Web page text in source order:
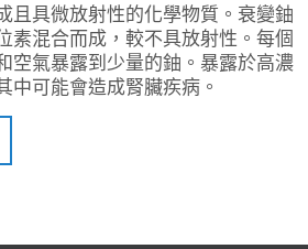
且具微放射性的化學物質。衰變鈾
素混合而成，較不具放射性。每個
空氣暴露到少量的鈾。暴露於高濃
中可能會造成腎臟疾病。